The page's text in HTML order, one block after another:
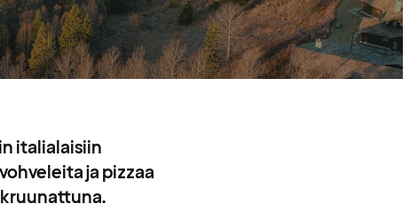
italialaisiin
ja pizzaa